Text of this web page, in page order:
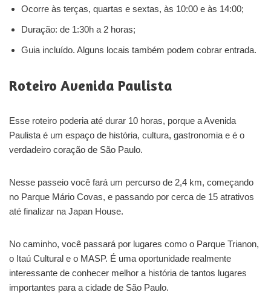
Ocorre às terças, quartas e sextas, às 10:00 e às 14:00;
Duração: de 1:30h a 2 horas;
Guia incluído. Alguns locais também podem cobrar entrada.
Roteiro Avenida Paulista
Esse roteiro poderia até durar 10 horas, porque a Avenida
Paulista é um espaço de história, cultura, gastronomia e é o
verdadeiro coração de São Paulo.
Nesse passeio você fará um percurso de 2,4 km, começando
no Parque Mário Covas, e passando por cerca de 15 atrativos
até finalizar na Japan House.
No caminho, você passará por lugares como o Parque Trianon,
o Itaú Cultural e o MASP. É uma oportunidade realmente
interessante de conhecer melhor a história de tantos lugares
importantes para a cidade de São Paulo.